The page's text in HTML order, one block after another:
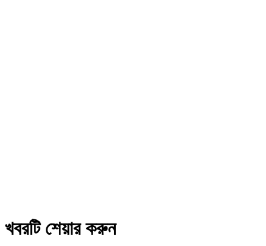
খবরটি শেয়ার করুন